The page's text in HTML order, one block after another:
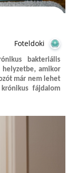
Foteldoki
bakteriális
helyzetbe, amikor
már nem lehet
fájdalom